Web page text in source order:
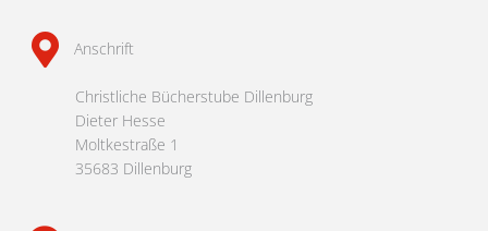
Anschrift
Christliche Bücherstube Dillenburg
Dieter Hesse
Moltkestraße 1
35683 Dillenburg